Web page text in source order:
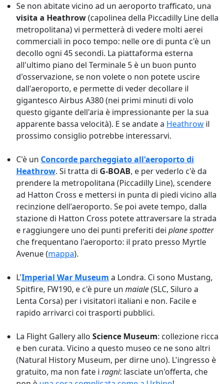
Se non abitate vicino ad un aeroporto trafficato, una
visita a Heathrow(capolinea della Piccadilly Line della
metropolitana) vi permetterà di vedere molti aerei
commerciali in poco tempo: nelle ore di punta c'è un
decollo ogni 45 secondi. La piattaforma esterna
all'ultimo piano del Terminale 5 è un buon punto
d'osservazione, se non volete o non potete uscire
dall'aeroporto, e permette di veder decollare il
gigantesco Airbus A380 (nei primi minuti di volo
questo gigante dell'aria è impressionante per la sua
apparente bassa velocità). E se andate a Heathrow il
prossimo consiglio potrebbe interessarvi.
C'è un Concorde parcheggiato all'aeroporto di
Heathrow. Si tratta di G-BOAB, e per vederlo c'è da
prendere la metropolitana (Piccadilly Line), scendere
ad Hatton Cross e mettersi in punta di piedi vicino alla
recinzione dell'aeroporto. Se poi avete tempo, dalla
stazione di Hatton Cross potete attraversare la strada
e raggiungere uno dei punti preferiti dei plane spotter
che frequentano l'aeroporto: il prato presso Myrtle
Avenue (mappa).
L'Imperial War Museum a Londra. Ci sono Mustang,
Spitfire, FW190, e c'è pure un maiale(SLC, Siluro a
Lenta Corsa) per i visitatori italiani e non. Facile e
rapido arrivarci coi trasporti pubblici.
La Flight Gallery allo Science Museum: collezione ricca
e ben curata. Vicino a questo museo ce ne sono altri
(Natural History Museum, per dirne uno). L'ingresso è
gratuito, ma non fate i ragni: lasciate un'offerta, che